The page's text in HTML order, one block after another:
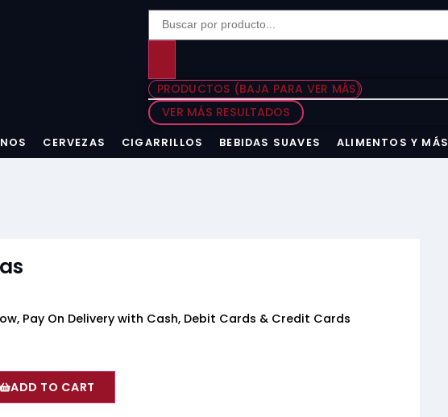
PRODUCTOS (BAJA PARA VER MÁS)
VER MÁS RESULTADOS
CERVEZAS CIGARRILLOS BEBIDAS SUAVES ALIMENTOS Y MÁS
Pay On Delivery with Cash, Debit Cards & Credit Cards
ADD TO CART